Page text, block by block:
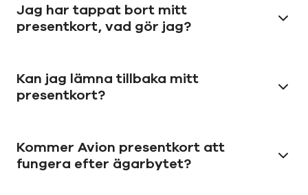
Jag har tappat bort mitt
presentkort, vad gör jag?
Kan jag lämna tillbaka mitt
presentkort?
Kommer Avion presentkort att
fungera efter ägarbytet?